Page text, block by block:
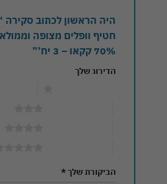
חטיף וופלים מצופה
70% קקאו – 3 יח’”
הדירוג שלך
הביקורת שלך*